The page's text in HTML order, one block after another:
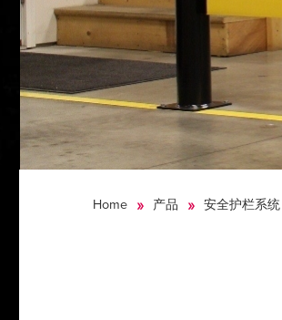
Home 产品 安全护栏系统